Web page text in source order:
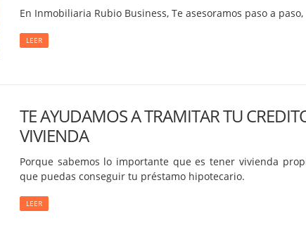
En Inmobiliaria Rubio Business, Te asesoramos paso a
LEER
TE AYUDAMOS A TRAMITAR TU
VIVIENDA
Porque sabemos lo importante que es tener vivienda
que puedas conseguir tu préstamo hipotecario.
LEER